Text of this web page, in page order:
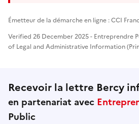
Émetteur de la démarche en ligne : CCI
Verified 26 December 2025 - Entreprendre
of Legal and Administrative Information
Recevoir la lettre Bercy
en partenariat avec
Public